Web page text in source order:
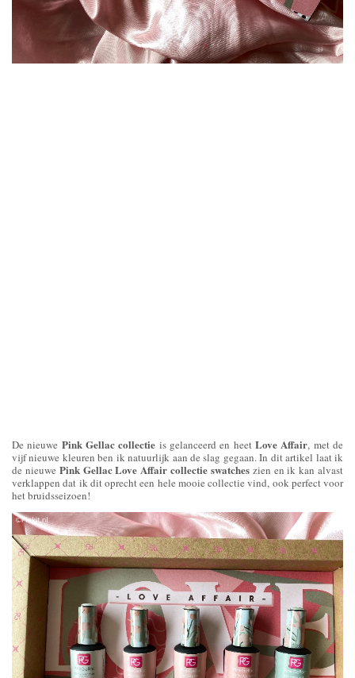
De nieuwe Pink Gellac collectie is gelanceerd en heetLove Affair, met de
vijf nieuwe kleuren ben ik natuurlijk aan de slag gegaan. In dit artikel laat ik
de nieuwe Pink Gellac Love Affair collectie swatcheszien en ik kan alvast
verklappen dat ik dit oprecht een hele mooie collectie vind, ook perfect voor
het bruidsseizoen!